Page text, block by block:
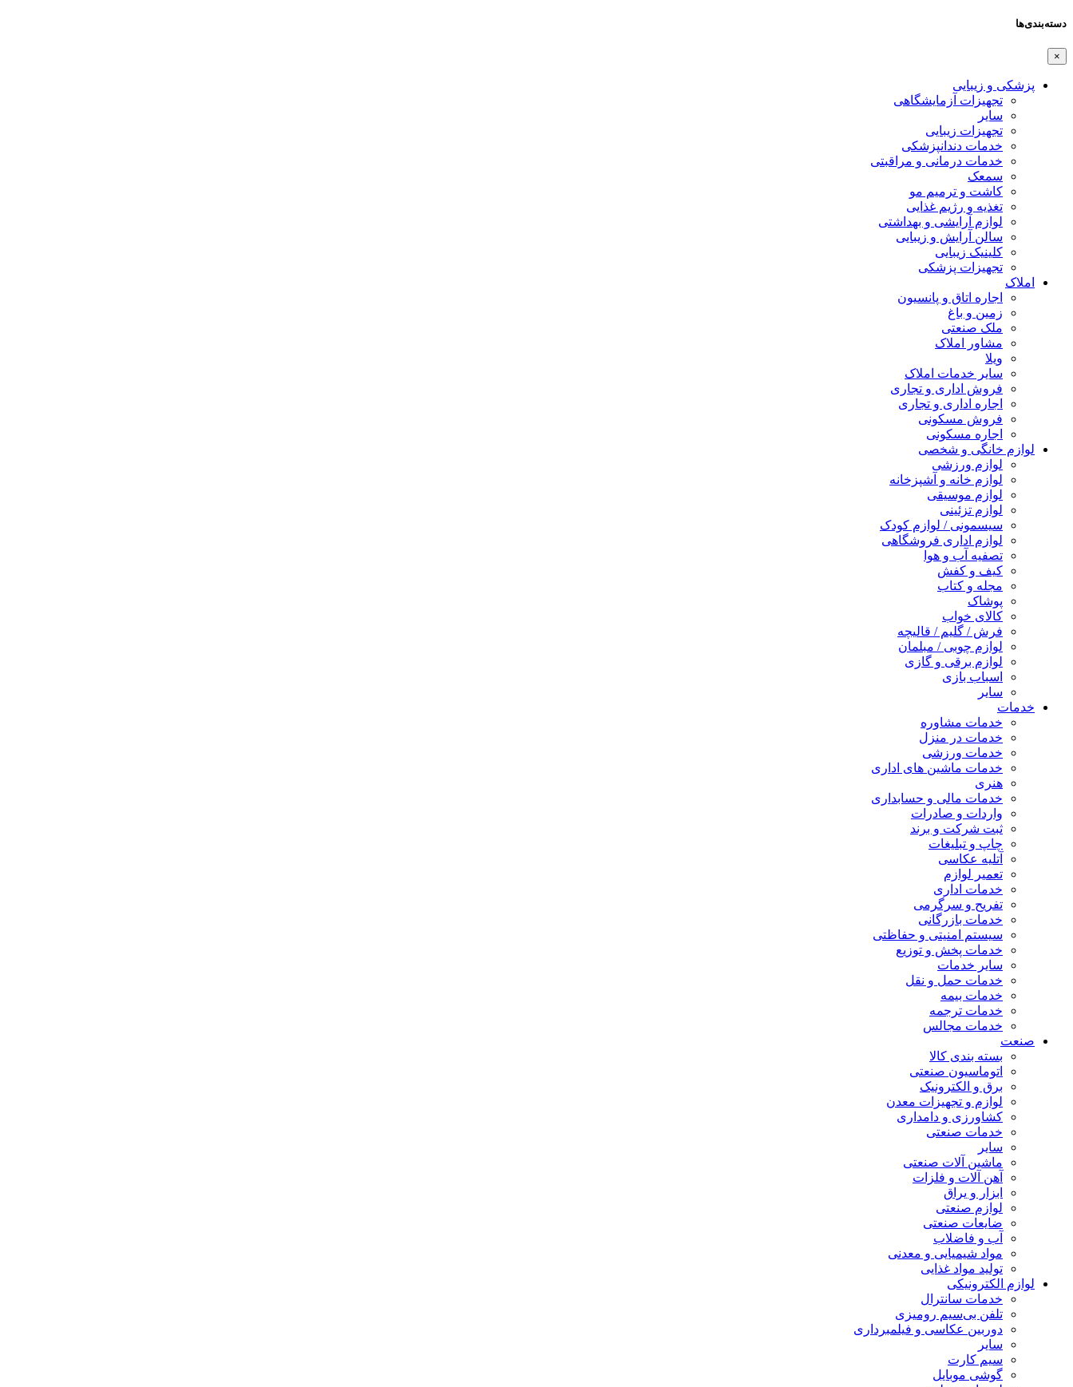
دسته‌بندی‌ها
×
پزشکی و زیبایی
تجهیزات آزمایشگاهی
سایر
تجهیزات زیبایی
خدمات دندانپزشکی
خدمات درمانی و مراقبتی
سمعک
کاشت و ترمیم مو
تغذیه و رژیم غذایی
لوازم آرایشی و بهداشتی
سالن آرایش و زیبایی
کلینیک زیبایی
تجهیزات پزشکی
املاک
اجاره اتاق و پانسیون
زمین و باغ
ملک صنعتی
مشاور املاک
ویلا
سایر خدمات املاک
فروش اداری و تجاری
اجاره اداری و تجاری
فروش مسکونی
اجاره مسکونی
لوازم خانگی و شخصی
لوازم ورزشی
لوازم خانه و آشپزخانه
لوازم موسیقی
لوازم تزئینی
سیسمونی / لوازم کودک
لوازم اداری فروشگاهی
تصفیه آب و هوا
کیف و کفش
مجله و کتاب
پوشاک
کالای خواب
فرش / گلیم / قالیچه
لوازم چوبی / مبلمان
لوازم برقی و گازی
اسباب بازی
سایر
خدمات
خدمات مشاوره
خدمات در منزل
خدمات ورزشی
خدمات ماشین های اداری
هنری
خدمات مالی و حسابداری
واردات و صادرات
ثبت شرکت و برند
چاپ و تبلیغات
آتلیه عکاسی
تعمیر لوازم
خدمات اداری
تفریح و سرگرمی
خدمات بازرگانی
سیستم امنیتی و حفاظتی
خدمات پخش و توزیع
سایر خدمات
خدمات حمل و نقل
خدمات بیمه
خدمات ترجمه
خدمات مجالس
صنعت
بسته بندی کالا
اتوماسیون صنعتی
برق و الکترونیک
لوازم و تجهیزات معدن
کشاورزی و دامداری
خدمات صنعتی
سایر
ماشین آلات صنعتی
آهن آلات و فلزات
ابزار و یراق
لوازم صنعتی
ضایعات صنعتی
آب و فاضلاب
مواد شیمیایی و معدنی
تولید مواد غذایی
لوازم الکترونیکی
خدمات سانترال
تلفن بی‌سیم رومیزی
دوربین عکاسی و فیلمبرداری
سایر
سیم کارت
گوشی موبایل